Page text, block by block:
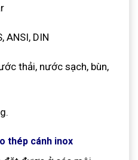
ANSI, DIN
thải, nước sạch, bùn,
thép cánh inox